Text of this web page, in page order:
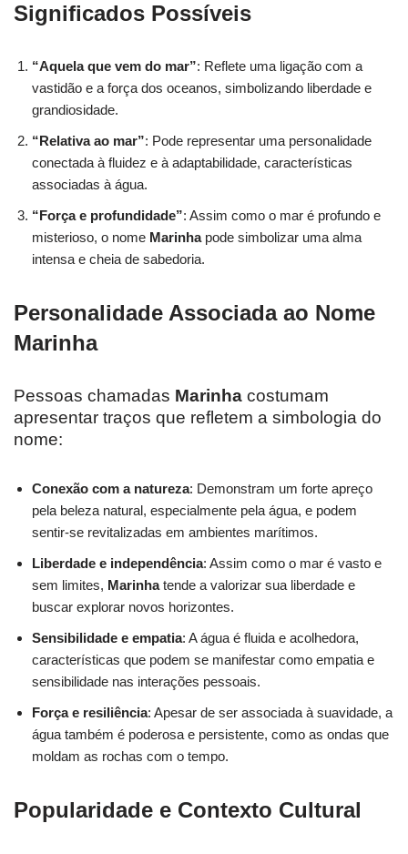
Significados Possíveis
“Aquela que vem do mar”: Reflete uma ligação com a
vastidão e a força dos oceanos, simbolizando liberdade e
grandiosidade.
“Relativa ao mar”: Pode representar uma personalidade
conectada à fluidez e à adaptabilidade, características
associadas à água.
“Força e profundidade”: Assim como o mar é profundo e
misterioso, o nome Marinhapode simbolizar uma alma
intensa e cheia de sabedoria.
Personalidade Associada ao Nome
Marinha
Pessoas chamadas Marinha costumam
apresentar traços que refletem a simbologia do
nome:
Conexão com a natureza: Demonstram um forte apreço
pela beleza natural, especialmente pela água, e podem
sentir-se revitalizadas em ambientes marítimos.
Liberdade e independência: Assim como o mar é vasto e
sem limites, Marinhatende a valorizar sua liberdade e
buscar explorar novos horizontes.
Sensibilidade e empatia: A água é fluida e acolhedora,
características que podem se manifestar como empatia e
sensibilidade nas interações pessoais.
Força e resiliência: Apesar de ser associada à suavidade, a
água também é poderosa e persistente, como as ondas que
moldam as rochas com o tempo.
Popularidade e Contexto Cultural